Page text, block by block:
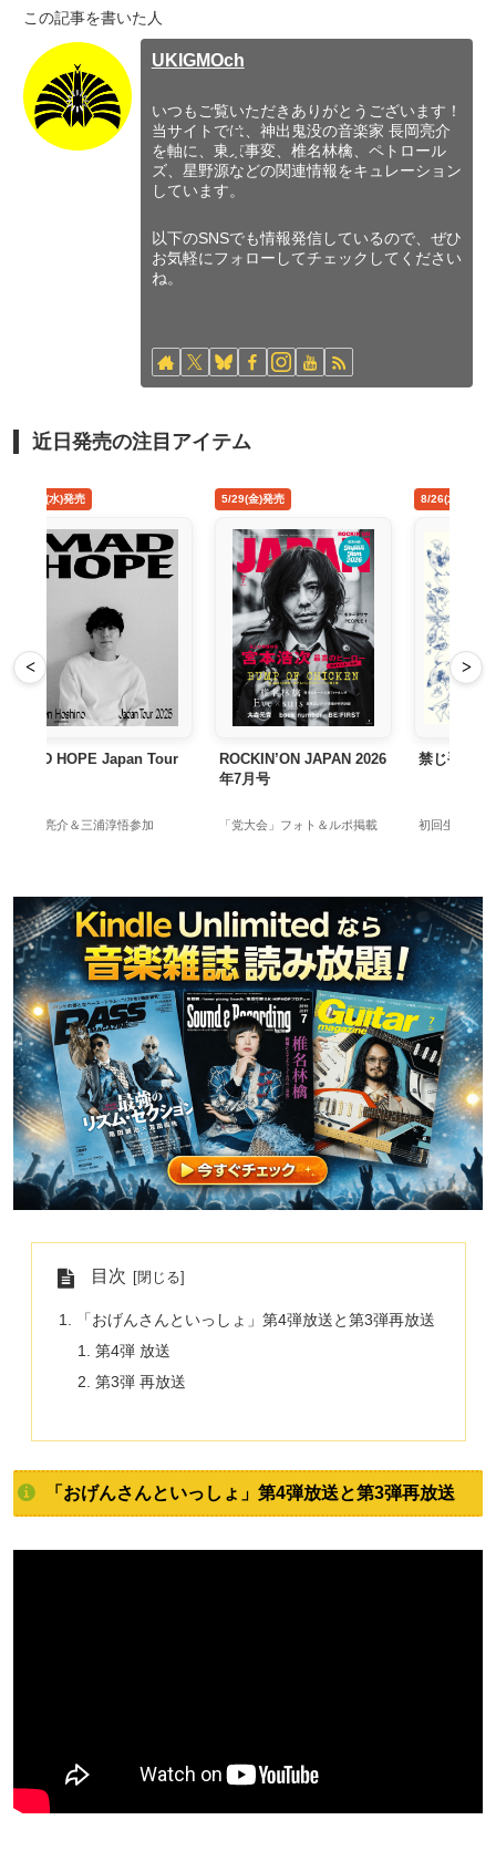
この記事を書いた人
UKIGMOch
いつもご覧いただきありがとうございます！
当サイトでは、神出鬼没の音楽家 長岡亮介
を軸に、東京事変、椎名林檎、ペトロール
ズ、星野源などの関連情報をキュレーション
しています。
以下のSNSでも情報発信しているので、ぜひ
お気軽にフォローしてチェックしてください
ね。
近日発売の注目アイテム
<
4/22(水)発売
MAD HOPE Japan Tour
長岡亮介＆三浦淳悟参加
5/29(金)発売
ROCKIN’ON JAPAN 2026
年7月号
「党大会」フォト＆ルポ掲載
>
目次
「おげんさんといっしょ」第4弾放送と第3弾再放送
第4弾 放送
第3弾 再放送
「おげんさんといっしょ」第4弾放送と第3弾再放送